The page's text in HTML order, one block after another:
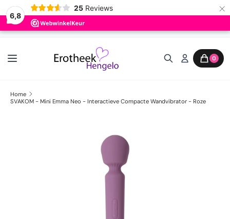
6,8
25 Reviews ×
Ga naar inhoud
0
Home
SVAKOM - Mini Emma Neo - Interactieve Compacte Wandvibrator - Roze
Ga direct naar productinformatie